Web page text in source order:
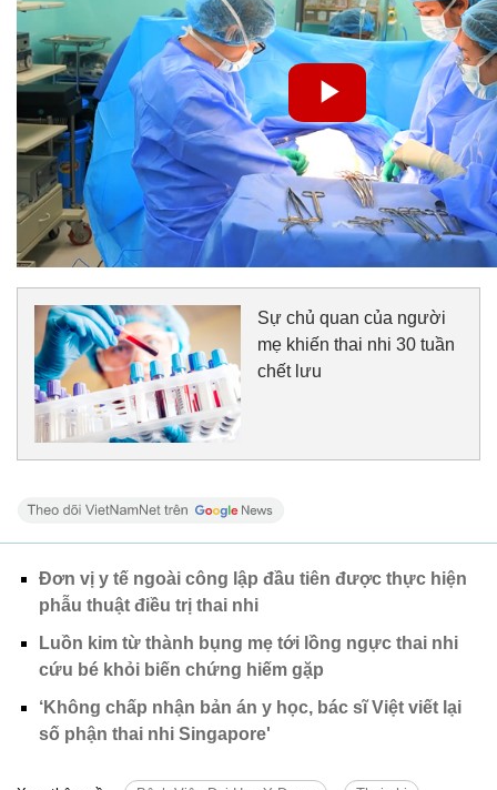
Sự chủ quan của người
mẹ khiến thai nhi 30 tuần
chết lưu
Đơn vị y tế ngoài công lập đầu tiên được thực hiện
phẫu thuật điều trị thai nhi
Luồn kim từ thành bụng mẹ tới lồng ngực thai nhi
cứu bé khỏi biến chứng hiếm gặp
‘Không chấp nhận bản án y học, bác sĩ Việt viết lại
số phận thai nhi Singapore'